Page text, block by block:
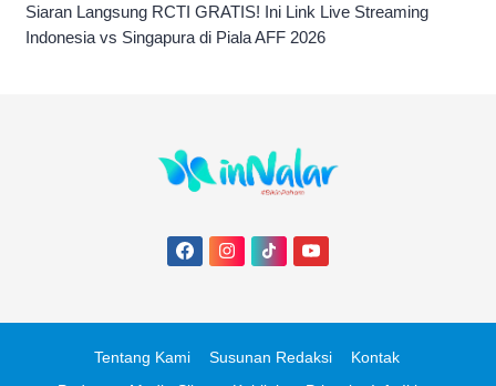
Siaran Langsung RCTI GRATIS! Ini Link Live Streaming
Indonesia vs Singapura di Piala AFF 2026
Tentang Kami Susunan Redaksi
Kontak